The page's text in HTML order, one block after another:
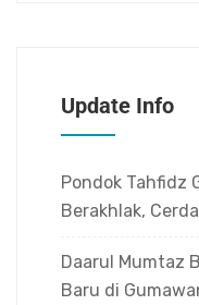
Update Info
Pondok Tahfidz
Berakhlak,
Daarul Mumtaz
Baru di